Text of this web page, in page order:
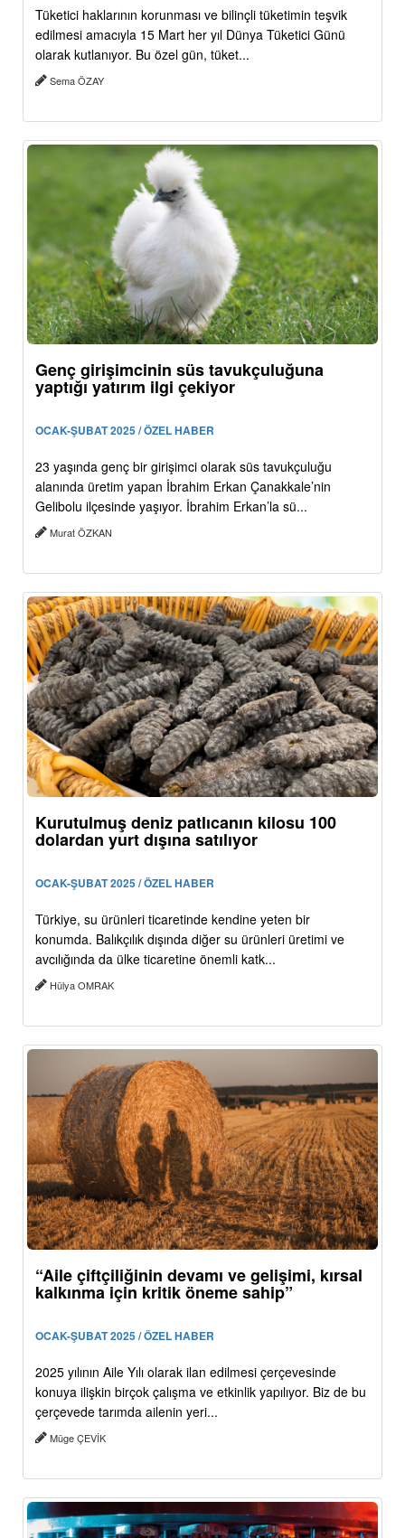
Tüketici haklarının korunması ve bilinçli tüketimin teşvik
edilmesi amacıyla 15 Mart her yıl Dünya Tüketici Günü
olarak kutlanıyor. Bu özel gün, tüket...
Sema ÖZAY
Genç girişimcinin süs tavukçuluğuna
yaptığı yatırım ilgi çekiyor
OCAK-ŞUBAT 2025 / ÖZEL HABER
23 yaşında genç bir girişimci olarak süs tavukçuluğu
alanında üretim yapan İbrahim Erkan Çanakkale’nin
Gelibolu ilçesinde yaşıyor. İbrahim Erkan’la sü...
Murat ÖZKAN
Kurutulmuş deniz patlıcanın kilosu 100
dolardan yurt dışına satılıyor
OCAK-ŞUBAT 2025 / ÖZEL HABER
Türkiye, su ürünleri ticaretinde kendine yeten bir
konumda. Balıkçılık dışında diğer su ürünleri üretimi ve
avcılığında da ülke ticaretine önemli katk...
Hülya OMRAK
“Aile çiftçiliğinin devamı ve gelişimi, kırsal
kalkınma için kritik öneme sahip”
OCAK-ŞUBAT 2025 / ÖZEL HABER
2025 yılının Aile Yılı olarak ilan edilmesi çerçevesinde
konuya ilişkin birçok çalışma ve etkinlik yapılıyor. Biz de bu
çerçevede tarımda ailenin yeri...
Müge ÇEVİK